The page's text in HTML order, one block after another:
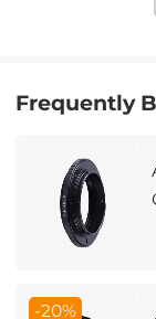
Frequently
-20%